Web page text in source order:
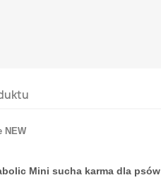
NEW
Mini sucha karma dla